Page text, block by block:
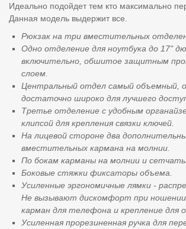
Идеально подойдет тем кто максимально
Данная модель выдержит все.
Рюкзак на три вместительных
Одно отделение для ноутбука до 17"
включительно, обшитое защитным
слоем.
Центральный отдел самый объемный,
достаточно широко для лучшего
Третье отделение с удобным
клипсой для крепления связки ключей.
На лицевой стороне два
вместительных кармана на молнии.
По бокам карманы на молнии и
Боковые стяжки фиксаторы объема.
Усиленные эргономичные лямки -
Не вызывают дискомфорт при
карман для телефона и крепление для
Усиленная прорезиненная ручка для